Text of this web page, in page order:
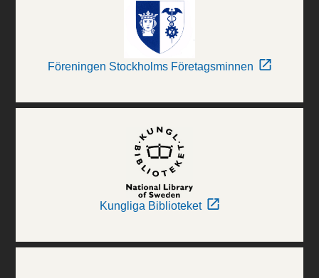
Föreningen Stockholms Företagsminnen
Kungliga Biblioteket